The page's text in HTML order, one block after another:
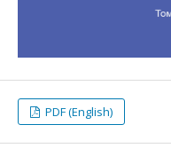
PDF (English)